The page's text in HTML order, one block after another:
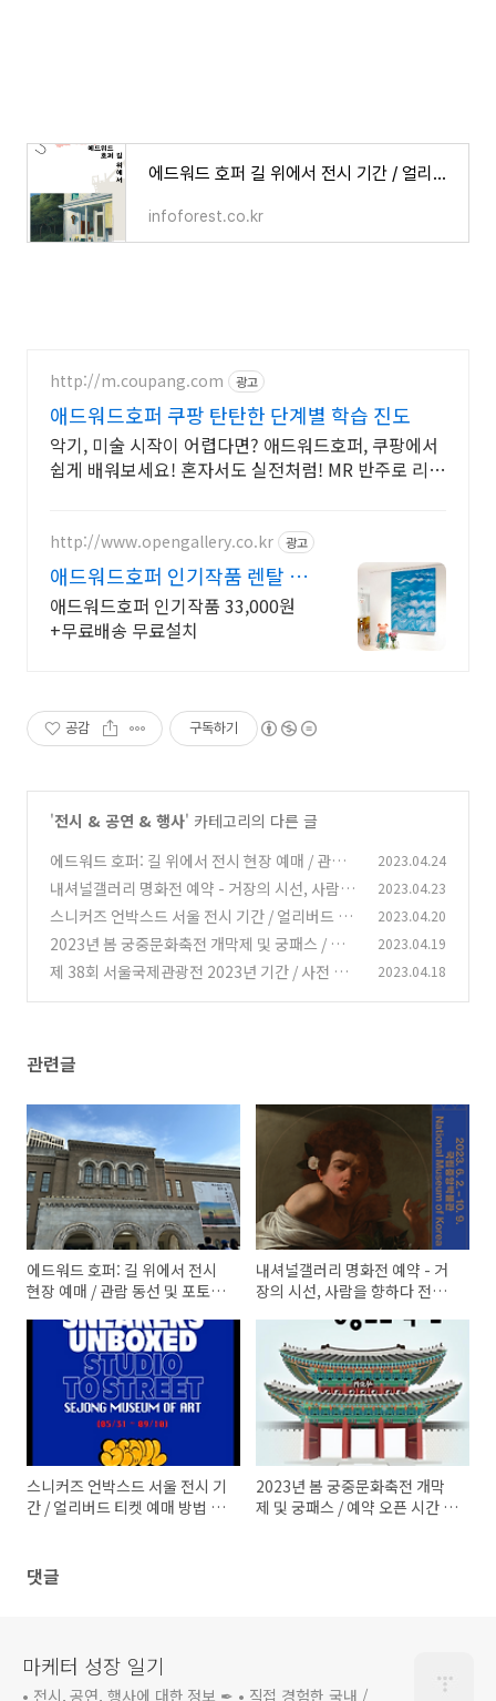
에드워드 호퍼 길 위에서 전시 기간 / 얼리버드 티켓 예매 방법 / 서울시립미술관 서소문본관
infoforest.co.kr
http://m.coupang.com 광고
애드워드호퍼 쿠팡 탄탄한 단계별 학습 진도
악기, 미술 시작이 어렵다면? 애드워드호퍼, 쿠팡에서
쉽게 배워보세요! 혼자서도 실전처럼! MR 반주로 리듬
http://www.opengallery.co.kr 광고
애드워드호퍼 인기작품 렌탈 그
림렌탈 1위 오픈갤러리
애드워드호퍼 인기작품 33,000원
+무료배송 무료설치
공감 구독하기
'전시 & 공연 & 행사' 카테고리의 다른 글
에드워드 호퍼: 길 위에서 전시 현장 예매 / 관람
동선 및 포토존 / 오디오 가이드 및 팸플릿 / 후기
(0)
2023.04.24
내셔널갤러리 명화전 예약 - 거장의 시선, 사람을
향하다 전시 기간 / 얼리버드 입장권 사전 예매 방
법 / 국립중앙박물관
(0)
2023.04.23
스니커즈 언박스드 서울 전시 기간 / 얼리버드 티
켓 예매 방법 / 세종문화회관 미술관
(0)
2023.04.20
2023년 봄 궁중문화축전 개막제 및 궁패스 / 예
약 오픈 시간 / 예매처 (0)
2023.04.19
제 38회 서울국제관광전 2023년 기간 / 사전 등
2023.04.18
관련글
에드워드 호퍼: 길 위에서 전시
현장 예매 / 관람 동선 및 포토존
내셔널갤러리 명화전 예약 - 거
장의 시선, 사람을 향하다 전시
매 방법 / 국립중앙박물관
스니커즈 언박스드 서울 전시 기
간 / 얼리버드 티켓 예매 방법 /
2023년 봄 궁중문화축전 개막
제 및 궁패스 / 예약 오픈 시간 /
댓글
마케터 성장 일기
• 전시, 공연, 행사에 대한 정보 ✒ • 직접 경험한 국내 /